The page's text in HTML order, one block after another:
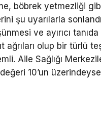
böbrek yetmezliği
şu uyarılarla
ve ayırıcı
olup bir türlü
Aile Sağlığı
10’un